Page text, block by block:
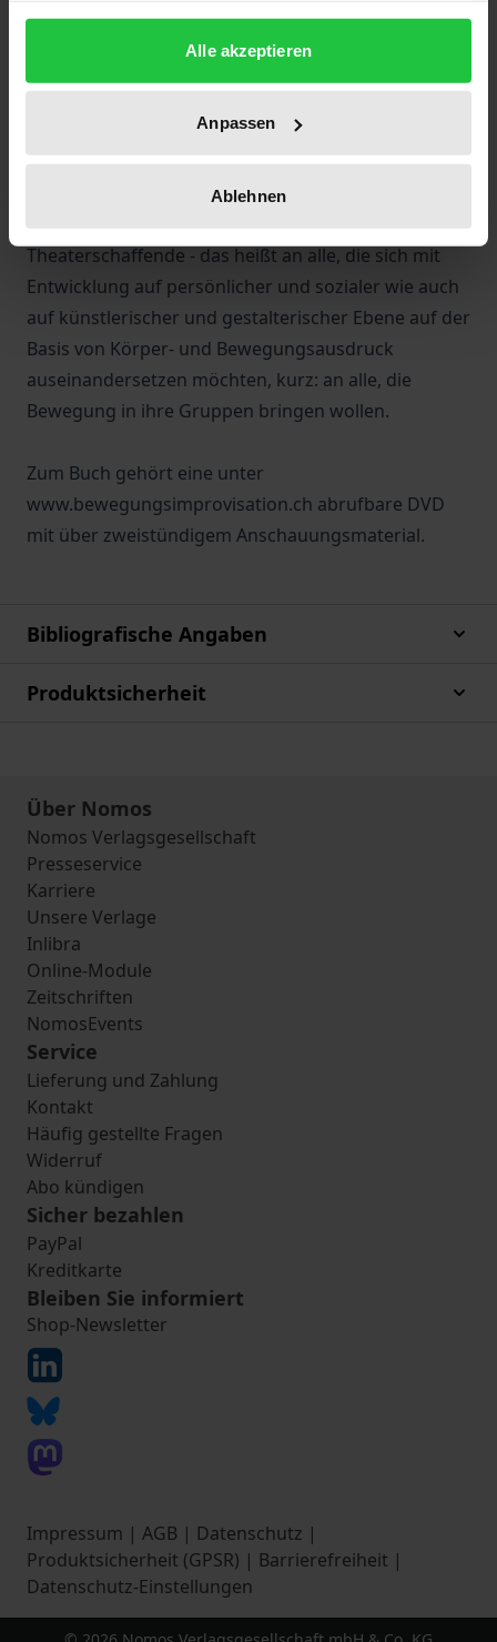
gesammelt haben.
Alle akzeptieren
Anpassen
Ablehnen
aller Art – an schulische Lehrkräfte, an Musik- und
Bewegungspädagogen, an Rhythmikerinnen, an
sozialpädagogisch und bewegungstherapeutisch
Tätige, an Tanzpädagoginnen und
Theaterschaffende - das heißt an alle, die sich mit
Entwicklung auf persönlicher und sozialer wie auch
auf künstlerischer und gestalterischer Ebene auf der
Basis von Körper- und Bewegungsausdruck
auseinandersetzen möchten, kurz: an alle, die
Bewegung in ihre Gruppen bringen wollen.
Zum Buch gehört eine unter
www.bewegungsimprovisation.ch abrufbare DVD
mit über zweistündigem Anschauungsmaterial.
Bibliografische Angaben
Produktsicherheit
Über Nomos
Nomos Verlagsgesellschaft
Presseservice
Karriere
Unsere Verlage
Inlibra
Online-Module
Zeitschriften
NomosEvents
Service
Lieferung und Zahlung
Kontakt
Häufig gestellte Fragen
Widerruf
Abo kündigen
Sicher bezahlen
PayPal
Kreditkarte
Bleiben Sie informiert
Shop-Newsletter
Impressum | AGB | Datenschutz |
Produktsicherheit (GPSR) | Barrierefreiheit |
Datenschutz-Einstellungen